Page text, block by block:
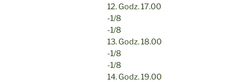
12. Godz. 17.00
-1/8
-1/8
13. Godz. 18.00
-1/8
-1/8
14. Godz. 19.00